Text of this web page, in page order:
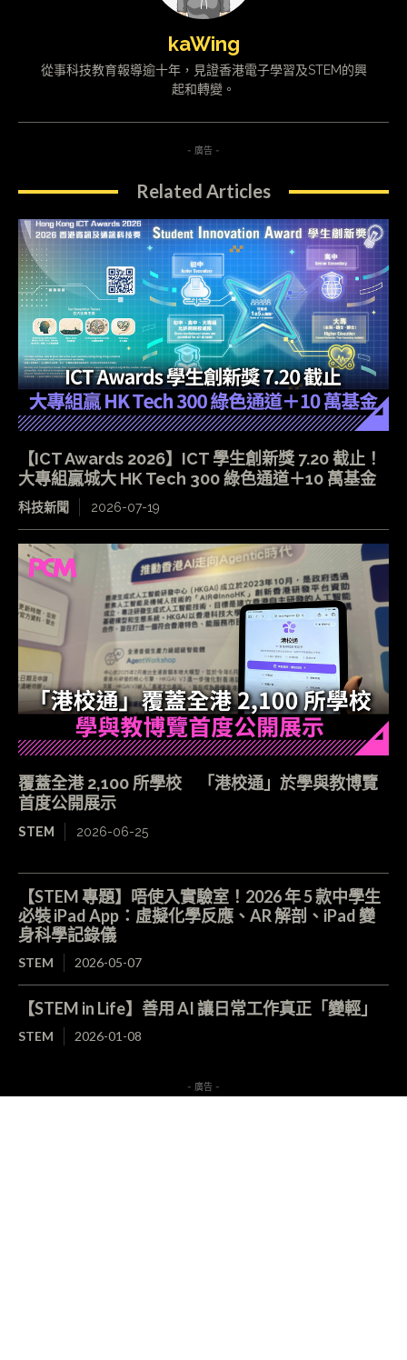
kaWing
從事科技教育報導逾十年，見證香港電子學習及STEM的興
起和轉變。
- 廣告 -
Related Articles
【ICT Awards 2026】ICT 學生創新獎 7.20 截止！
大專組贏城大 HK Tech 300 綠色通道＋10 萬基金
科技新聞 2026-07-19
覆蓋全港 2,100 所學校 「港校通」於學與教博覽
首度公開展示
STEM 2026-06-25
【STEM 專題】唔使入實驗室！2026 年 5 款中學生
必裝 iPad App：虛擬化學反應、AR 解剖、iPad 變
身科學記錄儀
STEM 2026-05-07
【STEM in Life】善用 AI 讓日常工作真正「變輕」
STEM 2026-01-08
- 廣告 -